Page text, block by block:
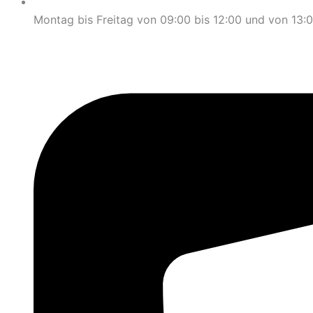
Montag bis Freitag von 09:00 bis 12:00 und von